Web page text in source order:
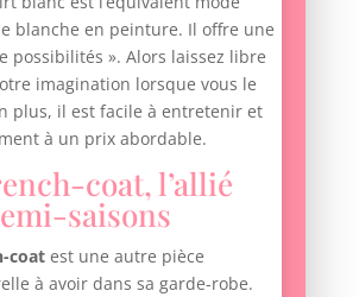
blanche en peinture. Il offre une
possibilités ». Alors laissez libre
imagination lorsque vous le
plus, il est facile à entretenir et
à un prix abordable.
coat, l’allié
saisons
coatest une autre pièce
à avoir dans sa garde-robe.